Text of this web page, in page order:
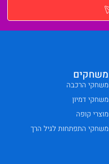
משחקים
משחקי הרכבה
משחקי דמיון
מוצרי קופה
משחקי התפתחות לגיל הרך